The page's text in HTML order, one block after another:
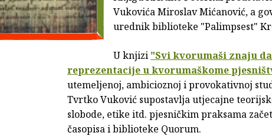
Vukovića Miroslav Mićanović, a
urednik biblioteke "Palimpsest"
U knjizi "Svi kvorumaši znaju
reprezentacije u kvorumaškome
utemeljenoj, ambicioznoj i provokativnoj
Tvrtko Vuković supostavlja utjecajne
slobode, etike itd. pjesničkim praksama
časopisa i biblioteke Quorum.